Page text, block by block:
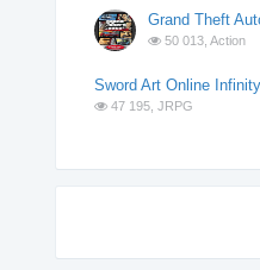
Grand Theft
50 013,Action
Sword Art Online
47 195,JRPG